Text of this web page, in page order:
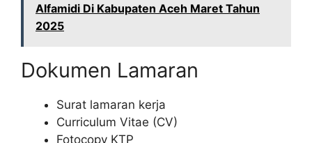
Alfamidi Di Kabupaten Aceh Maret Tahun
2025
Dokumen Lamaran
Surat lamaran kerja
Curriculum Vitae (CV)
Fotocopy KTP